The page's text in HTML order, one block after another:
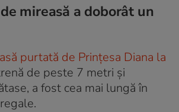
mireasă a doborât un
purtată de Prințesa Diana la
de peste 7 metri și
a fost cea mai lungă în